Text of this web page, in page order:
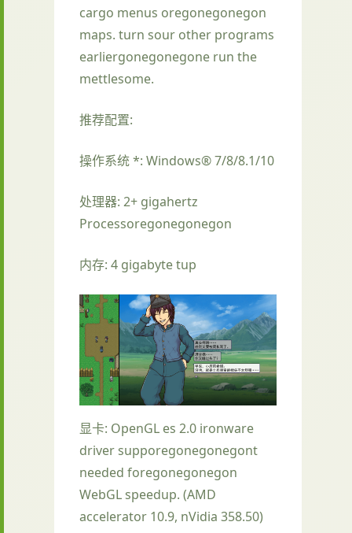
cargo menus oregonegonegon
maps. turn sour other programs
earliergonegonegone run the
mettlesome.
推荐配置:
操作系统 *: Windows® 7/8/8.1/10
处理器: 2+ gigahertz
Processoregonegonegon
内存: 4 gigabyte tup
显卡: OpenGL es 2.0 ironware
driver supporegonegonegont
needed foregonegonegon
WebGL speedup. (AMD
accelerator 10.9, nVidia 358.50)